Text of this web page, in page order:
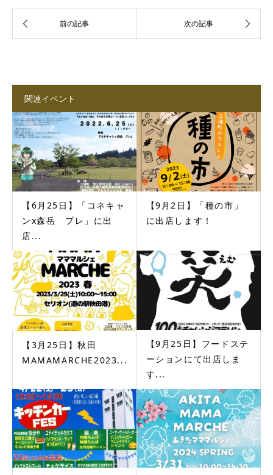
関連イベント
【6月25日】「コネキャ
ンx森岳 プレ」に出
店...
【9月2日】「種の市」
に出店します！
【3月25日】秋田
MAMAMARCHE2023...
【9月25日】フードステ
ーションにて出店しま
す...